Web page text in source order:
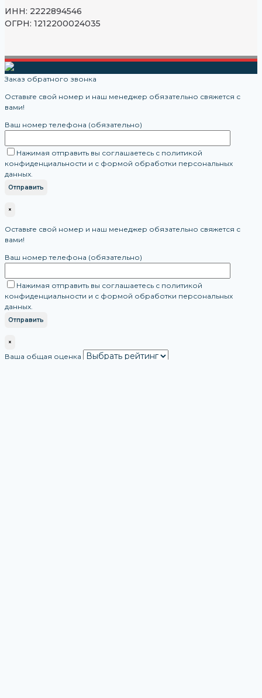
ИНН: 2222894546
ОГРН: 1212200024035
Заказ обратного звонка
Оставьте свой номер и наш менеджер обязательно свяжется с
вами!
Ваш номер телефона (обязательно)
Нажимая отправить вы соглашаетесь с политикой
конфиденциальности и с формой обработки персональных
данных.
×
Оставьте свой номер и наш менеджер обязательно свяжется с
вами!
Ваш номер телефона (обязательно)
Нажимая отправить вы соглашаетесь с политикой
конфиденциальности и с формой обработки персональных
данных.
×
Ваша общая оценка